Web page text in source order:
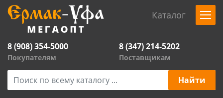
Каталог
8 (908) 354-5000
Покупателям
8 (347) 214-5202
Поставщикам